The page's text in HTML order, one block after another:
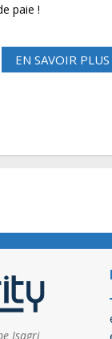
paie !
EN SAVOIR PLUS
Isagri